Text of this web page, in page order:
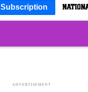
Subscription
ADVERTISEMENT